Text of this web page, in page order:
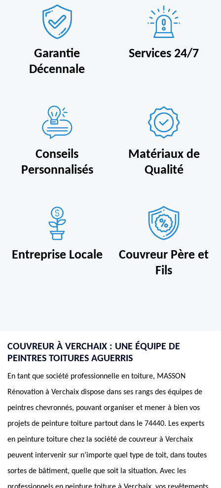
Garantie
Décennale
Services 24/7
Conseils
Personnalisés
Matériaux de
Qualité
Entreprise Locale
Couvreur Père et
Fils
COUVREUR À VERCHAIX : UNE ÉQUIPE DE
PEINTRES TOITURES AGUERRIS
En tant que société professionnelle en toiture, MASSON
Rénovation à Verchaix dispose dans ses rangs des équipes de
peintres chevronnés, pouvant organiser et mener à bien vos
projets de peinture toiture partout dans le 74440. Les experts
en peinture toiture chez la société de couvreur à Verchaix
peuvent intervenir sur n’importe quel type de toit, dans toutes
sortes de bâtiment, quelle que soit la situation. Avec les